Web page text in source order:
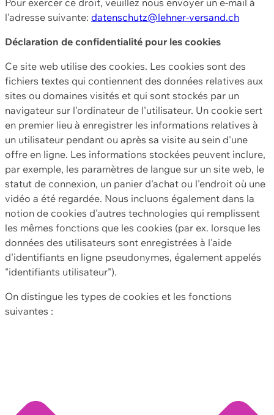
l'adresse suivante: datenschutz@lehner-versand.ch
Déclaration de confidentialité pour les cookies
Ce site web utilise des cookies. Les cookies sont des
fichiers textes qui contiennent des données relatives aux
sites ou domaines visités et qui sont stockés par un
navigateur sur l'ordinateur de l'utilisateur. Un cookie sert
en premier lieu à enregistrer les informations relatives à
un utilisateur pendant ou après sa visite au sein d'une
offre en ligne. Les informations stockées peuvent inclure,
par exemple, les paramètres de langue sur un site web, le
statut de connexion, un panier d'achat ou l'endroit où une
vidéo a été regardée. Nous incluons également dans la
notion de cookies d'autres technologies qui remplissent
les mêmes fonctions que les cookies (par ex. lorsque les
données des utilisateurs sont enregistrées à l'aide
d'identifiants en ligne pseudonymes, également appelés
"identifiants utilisateur").
On distingue les types de cookies et les fonctions
suivantes :